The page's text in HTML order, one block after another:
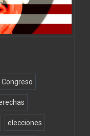
Congreso
elecciones